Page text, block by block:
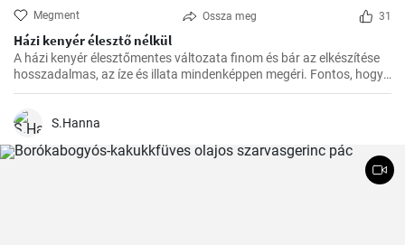
Megment Ossza meg 31
Házi kenyér élesztő nélkül
A házi kenyér élesztőmentes változata finom és bár az elkészítése
hosszadalmas, az íze és illata mindenképpen megéri. Fontos, hogy
előre tervezzük meg az készítést, mivel a dagasztás után
S.Hanna